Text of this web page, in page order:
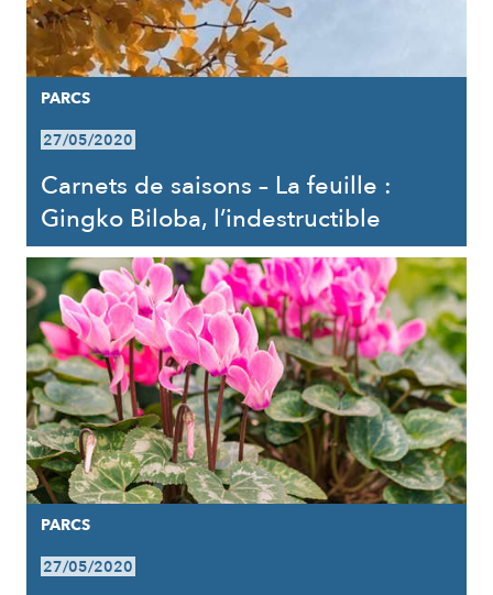
PARCS
27/05/2020
Carnets de saisons – La feuille :
Gingko Biloba, l’indestructible
PARCS
27/05/2020